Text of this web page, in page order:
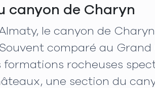
canyon de Charyn
le canyon de
comparé au
rocheuses
une section du